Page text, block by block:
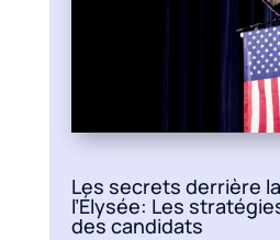
Les secrets derrière
l’Élysée: Les
des candidats